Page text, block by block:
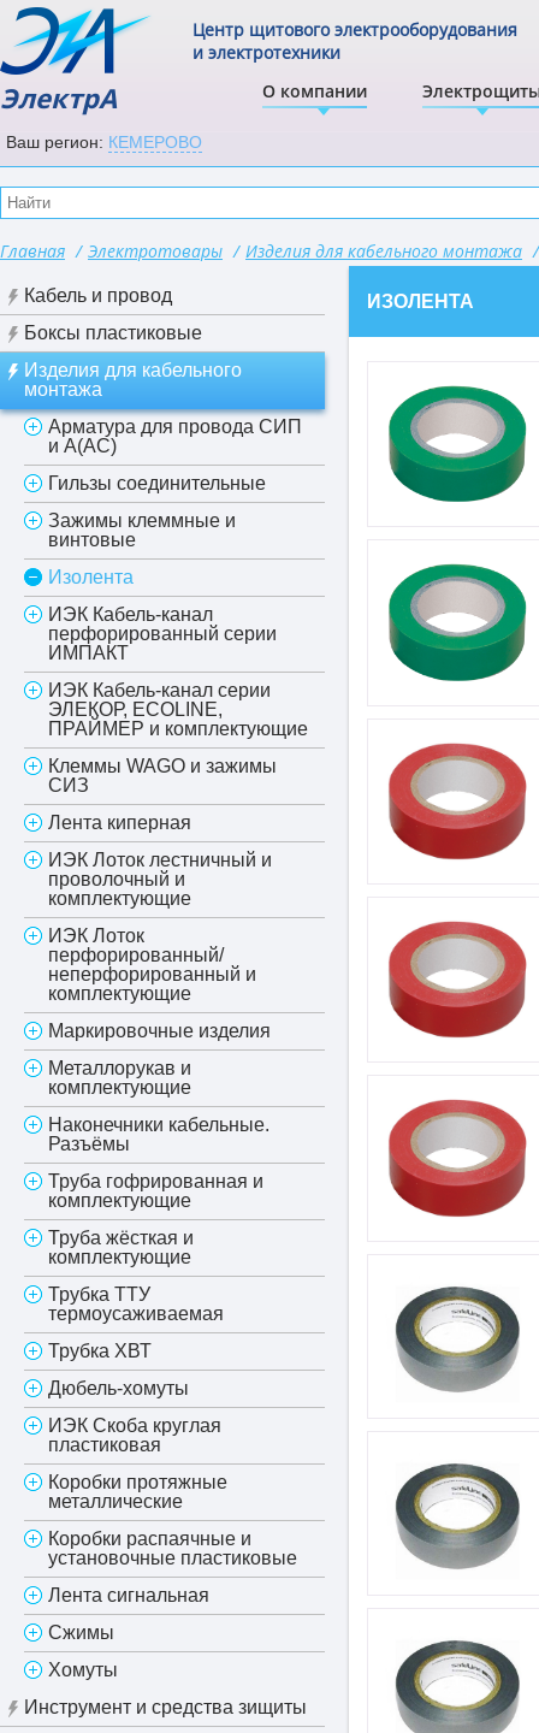
ЭлектрА О компании
Центр щитового электрооборудования
и электротехники
Ваш регион: КЕМЕРОВО
Главная / Электротовары / Изделия для кабельного монтажа /
Кабель и провод
Боксы пластиковые
Изделия для кабельного
монтажа
Арматура для провода СИП
и А(АС)
Гильзы соединительные
Зажимы клеммные и
винтовые
Изолента
ИЭК Кабель-канал
перфорированный серии
ИМПАКТ
ИЭК Кабель-канал серии
ЭЛЕКОР, ECOLINE,
ПРАЙМЕР и комплектующие
Клеммы WAGO и зажимы
СИЗ
Лента киперная
ИЭК Лоток лестничный и
проволочный и
комплектующие
ИЭК Лоток
перфорированный/
неперфорированный и
комплектующие
Маркировочные изделия
Металлорукав и
комплектующие
Наконечники кабельные.
Разъёмы
Труба гофрированная и
комплектующие
Труба жёсткая и
комплектующие
Трубка ТТУ
термоусаживаемая
Трубка ХВТ
Дюбель-хомуты
ИЭК Скоба круглая
пластиковая
Коробки протяжные
металлические
Коробки распаячные и
установочные пластиковые
Лента сигнальная
Сжимы
Хомуты
Инструмент и средства зищиты
ИЗОЛЕНТА